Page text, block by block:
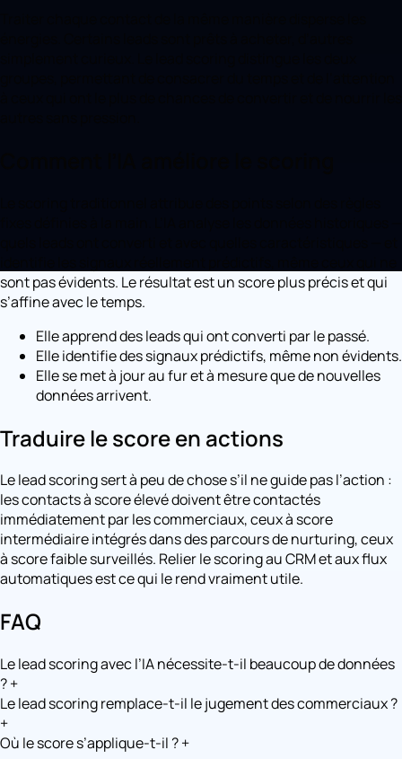
sont pas évidents. Le résultat est un score plus précis et qui
s’affine avec le temps.
Elle apprend des leads qui ont converti par le passé.
Elle identifie des signaux prédictifs, même non évidents.
Elle se met à jour au fur et à mesure que de nouvelles
données arrivent.
Traduire le score en actions
Le lead scoring sert à peu de chose s’il ne guide pas l’action :
les contacts à score élevé doivent être contactés
immédiatement par les commerciaux, ceux à score
intermédiaire intégrés dans des parcours de nurturing, ceux
à score faible surveillés. Relier le scoring au CRM et aux flux
automatiques est ce qui le rend vraiment utile.
FAQ
Le lead scoring avec l’IA nécessite-t-il beaucoup de données
?+
Le lead scoring remplace-t-il le jugement des commerciaux ?
+
Où le score s’applique-t-il ?+